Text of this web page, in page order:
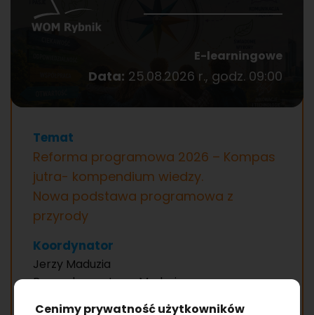
E-learningowe
Data: 25.08.2026 r., godz. 09:00
Temat
Reforma programowa 2026 – Kompas
jutra- kompendium wiedzy.
Nowa podstawa programowa z
przyrody
Koordynator
Jerzy Maduzia
Prowadzący: Jerzy Maduzia
Ce­ni­my pry­wat­ność użyt­kow­ni­ków